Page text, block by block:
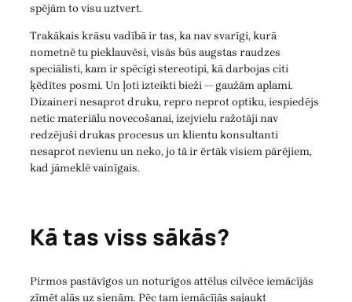
spējām to visu uztvert.
Trakākais krāsu vadībā ir tas, ka nav svarīgi, kurā
nometnē tu pieklauvēsi, visās būs augstas raudzes
speciālisti, kam ir spēcīgi stereotipi, kā darbojas citi
ķēdītes posmi. Un ļoti izteikti bieži — gaužām aplami.
Dizaineri nesaprot druku, repro neprot optiku, iespiedējs
netic materiālu novecošanai, izejvielu ražotāji nav
redzējuši drukas procesus un klientu konsultanti
nesaprot nevienu un neko, jo tā ir ērtāk visiem pārējiem,
kad jāmeklē vainīgais.
Kā tas viss sākās?
Pirmos pastāvīgos un noturīgos attēlus cilvēce iemācījās
zīmēt alās uz sienām. Pēc tam iemācījās sajaukt